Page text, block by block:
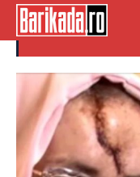
craniu spart